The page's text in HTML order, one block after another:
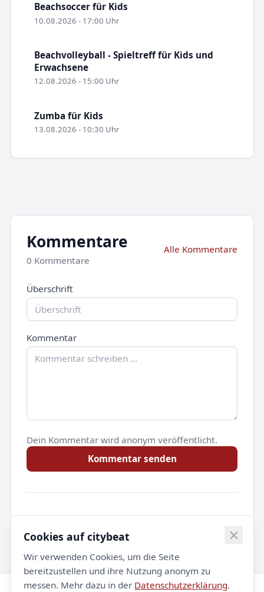
Beachsoccer für Kids
10.08.2026 - 17:00 Uhr
Beachvolleyball - Spieltreff für Kids und
Erwachsene
12.08.2026 - 15:00 Uhr
Zumba für Kids
13.08.2026 - 10:30 Uhr
Kommentare
0 Kommentare
Alle Kommentare
Überschrift
Kommentar
Dein Kommentar wird anonym veröffentlicht.
Kommentar senden
Noch keine Kommentare.
Cookies auf citybeat
Wir verwenden Cookies, um die Seite
bereitzustellen und ihre Nutzung anonym zu
messen. Mehr dazu in der Datenschutzerklärung.